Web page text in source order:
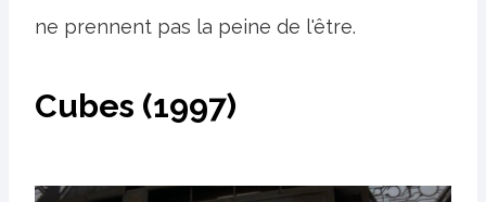
ne prennent pas la peine de l'être.
Cubes (1997)